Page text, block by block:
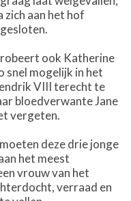
zich aan het hof
ook Katherine
snel mogelijk in het
VIII terecht te
bloedverwante Jane
vergeten.
deze drie jonge
het meest
vrouw van het
verraad en